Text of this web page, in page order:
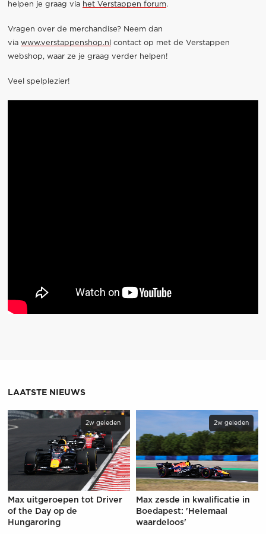
helpen je graag via het Verstappen forum.
Vragen over de merchandise? Neem dan
via www.verstappenshop.nl
contact op met de Verstappen
webshop, waar ze je graag verder helpen!
Veel spelplezier!
LAATSTE NIEUWS
2w geleden
Max uitgeroepen tot Driver
of the Day op de
Hungaroring
2w geleden
Max zesde in kwalificatie in
Boedapest: 'Helemaal
waardeloos'